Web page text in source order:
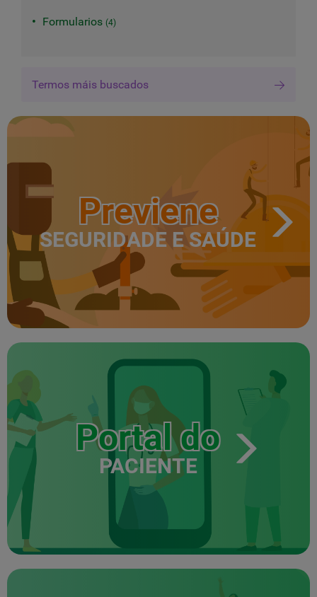
Formularios 4
Termos máis buscados
Previene
SEGURIDADE E SAÚDE
Portal do
PACIENTE